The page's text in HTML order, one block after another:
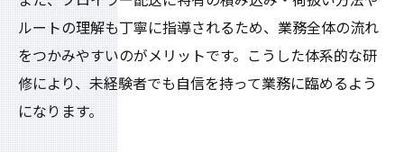
ルートの理解も丁寧に指導されるため、業務全体の流れ
をつかみやすいのがメリットです。こうした体系的な研
修により、未経験者でも自信を持って業務に臨めるよう
になります。